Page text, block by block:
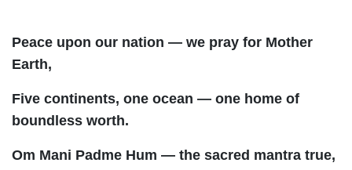
Peace upon our nation — we pray for Mother
Earth,
Five continents, one ocean — one home of
boundless worth.
Om Mani Padme Hum — the sacred mantra true,